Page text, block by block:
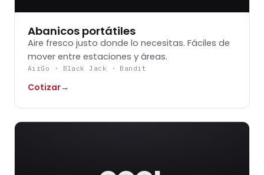
Abanicos portátiles
Aire fresco justo donde lo necesitas. Fáciles de
mover entre estaciones y áreas.
AirGo · Black Jack · Bandit
Cotizar→